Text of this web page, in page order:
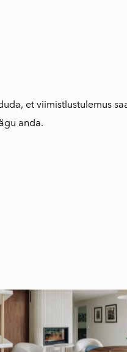
et viimistlustulemus
anda.